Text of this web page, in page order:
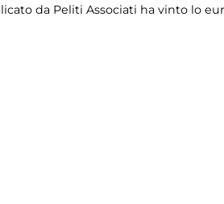
da Peliti Associati ha vinto lo